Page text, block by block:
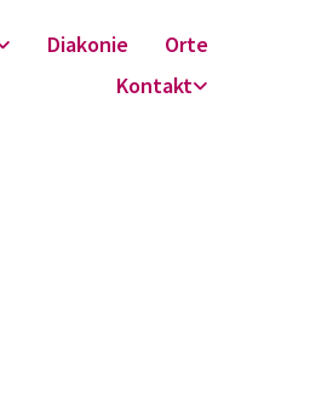
Diakonie
Orte
Kontakt